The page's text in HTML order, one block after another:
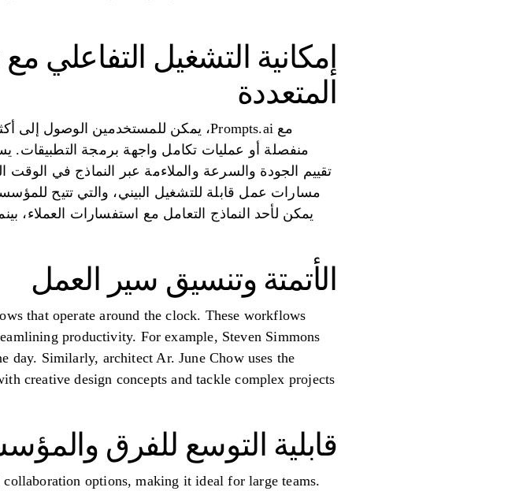
إمكانية التشغيل التفاعلي
المتعددة
منفصلة أو عمليات تكامل واجهة برمجة التطبيقات.
تقييم الجودة والسرعة والملاءمة عبر النماذج في
مسارات عمل قابلة للتشغيل البيني، والتي تتيح
يمكن لأحد النماذج التعامل مع استفسارات العملاء،
الأتمتة وتنسيق سير العمل
that operate around the clock. These workflows
productivity. For example, Steven Simmons
day. Similarly, architect Ar. June Chow uses the
creative design concepts and tackle complex projects
قابلية التوسع للفرق
options, making it ideal for large teams.